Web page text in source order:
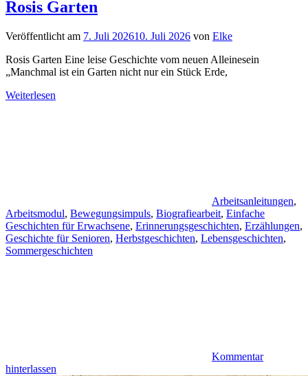
Rosis Garten
Veröffentlicht am 7. Juli 202610. Juli 2026 von Elke
Rosis Garten Eine leise Geschichte vom neuen Alleinesein
„Manchmal ist ein Garten nicht nur ein Stück Erde,
Weiterlesen
Arbeitsanleitungen,
Arbeitsmodul, Bewegungsimpuls, Biografiearbeit, Einfache
Geschichten für Erwachsene, Erinnerungsgeschichten, Erzählungen,
Geschichte für Senioren, Herbstgeschichten, Lebensgeschichten,
Sommergeschichten
Kommentar
hinterlassen